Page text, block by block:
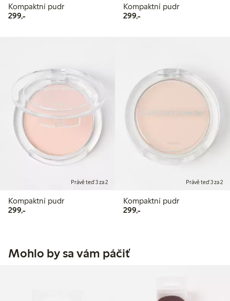
Kompaktní pudr
299,-299,00 Kč
Kompaktní pudr
299,-299,00 Kč
Právě teď 3 za 2
Kompaktní pudr
299,-299,00 Kč
Právě teď 3 za 2
Kompaktní pudr
299,-299,00 Kč
Mohlo by sa vám páčiť